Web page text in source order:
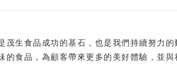
茂生食品成功的基石，也是我們持續努力
的食品，為顧客帶來更多的美好體驗，並